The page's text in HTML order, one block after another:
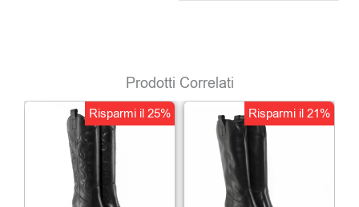
Prodotti Correlati
Risparmi il 25%
Il
prezzo
originale
era:
Il
Risparmi il 21%
Il
prezzo
originale
era:
Il